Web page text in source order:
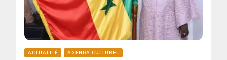
ACTUALITÉ AGENDA CULTUREL